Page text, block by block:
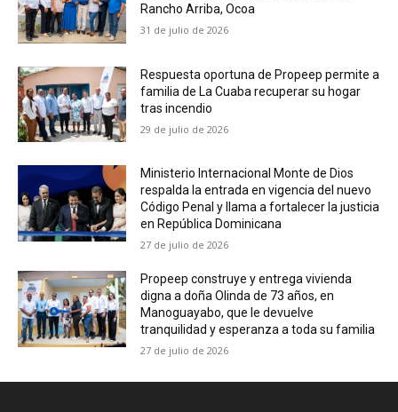
Rancho Arriba, Ocoa
31 de julio de 2026
Respuesta oportuna de Propeep permite a
familia de La Cuaba recuperar su hogar
tras incendio
29 de julio de 2026
Ministerio Internacional Monte de Dios
respalda la entrada en vigencia del nuevo
Código Penal y llama a fortalecer la justicia
en República Dominicana
27 de julio de 2026
Propeep construye y entrega vivienda
digna a doña Olinda de 73 años, en
Manoguayabo, que le devuelve
tranquilidad y esperanza a toda su familia
27 de julio de 2026